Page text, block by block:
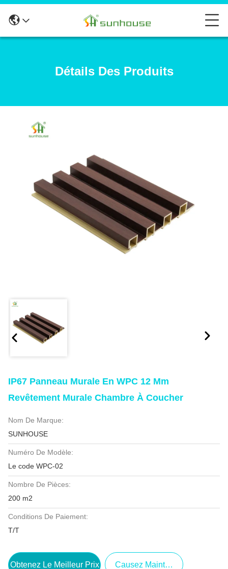
Détails Des Produits
IP67 Panneau Murale En WPC 12 Mm
Revêtement Murale Chambre À Coucher
Nom De Marque:
SUNHOUSE
Numéro De Modèle:
Le code WPC-02
Nombre De Pièces:
200 m2
Conditions De Paiement:
T/T
Obtenez Le Meilleur Prix Causez Maintenant